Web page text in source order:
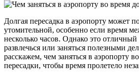
Долгая пересадка в аэропорту может
утомительной, особенно если время
несколько часов. Однако это
развлечься или заняться полезными
расскажем, чем заняться в аэропорту
пересадки, чтобы время пролетело